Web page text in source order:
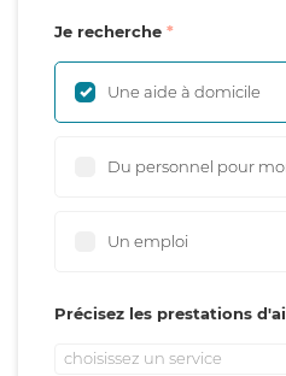
Je recherche
Une aide à domicile
Du personnel pour
Un emploi
Précisez les prestations
choisissez un service